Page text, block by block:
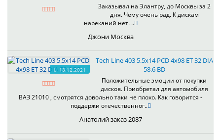
Заказывал на Элантру, до Москвы за 2
дня. Чему очень рад. К дискам
нареканий нет. ..
Джони Москва
18.12.2021
Tech Line 403 5.5x14 PCD 4x98 ET 32 DIA
58.6 BD
Положительные эмоции от покупки
дисков. Приобретал для автомобиля
ВАЗ 21010 , смотрятся довольно таки не плохо. Как говорится -
поддержи отечественног..
Анатолий заказ 2087